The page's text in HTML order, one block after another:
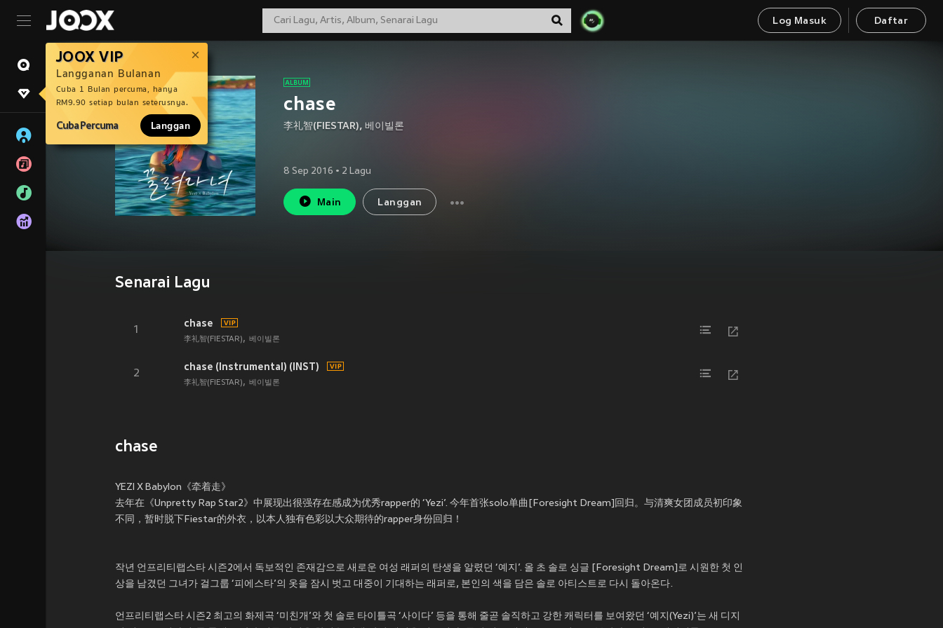
Log Masuk Daftar
JOOX VIP
Langganan Bulanan
Cuba 1 Bulan percuma, hanya
RM9.90 setiap bulan seterusnya.
Cuba Percuma Langgan
chase
李礼智(FIESTAR), 베이빌론
8 Sep 2016 • 2 Lagu
Main Langgan
Senarai Lagu
1
chase
李礼智(FIESTAR) 베이빌론
2
chase (Instrumental) (INST)
李礼智(FIESTAR) 베이빌론
chase
YEZI X Babylon《牵着走》
去年在《Unpretty Rap Star2》中展现出很强存在感成为优秀rapper的 ‘Yezi’. 今年首张solo单曲[Foresight Dream]回归。与清爽女团成员初印象
不同，暂时脱下Fiestar的外衣，以本人独有色彩以大众期待的rapper身份回归！
작년 언프리티랩스타 시즌2에서 독보적인 존재감으로 새로운 여성 래퍼의 탄생을 알렸던 ‘예지’. 올 초 솔로 싱글 [Foresight Dream]로 시원한 첫 인
상을 남겼던 그녀가 걸그룹 ‘피에스타’의 옷을 잠시 벗고 대중이 기대하는 래퍼로, 본인의 색을 담은 솔로 아티스트로 다시 돌아온다.
언프리티랩스타 시즌2 최고의 화제곡 ‘미친개’와 첫 솔로 타이틀곡 ‘사이다’ 등을 통해 줄곧 솔직하고 강한 캐릭터를 보여왔던 ‘예지(Yezi)’는 새 디지